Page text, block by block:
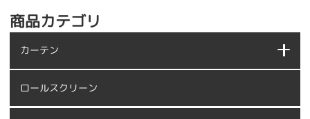
商品カテゴリ
カーテン
ロールスクリーン